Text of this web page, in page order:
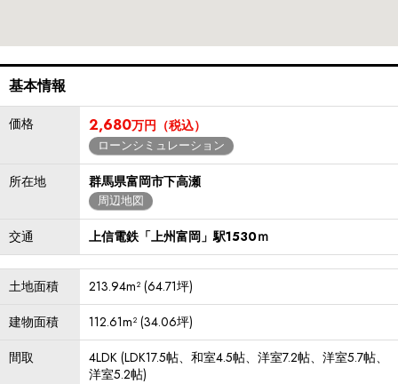
基本情報
価格 2,680万円（税込）
ローンシミュレーション
所在地 群馬県富岡市下高瀬
周辺地図
交通 上信電鉄「上州富岡」駅1530ｍ
土地面積
213.94m² (64.71坪)
建物面積
112.61m² (34.06坪)
間取
4LDK (LDK17.5帖、和室4.5帖、洋室7.2帖、洋室5.7帖、
洋室5.2帖)